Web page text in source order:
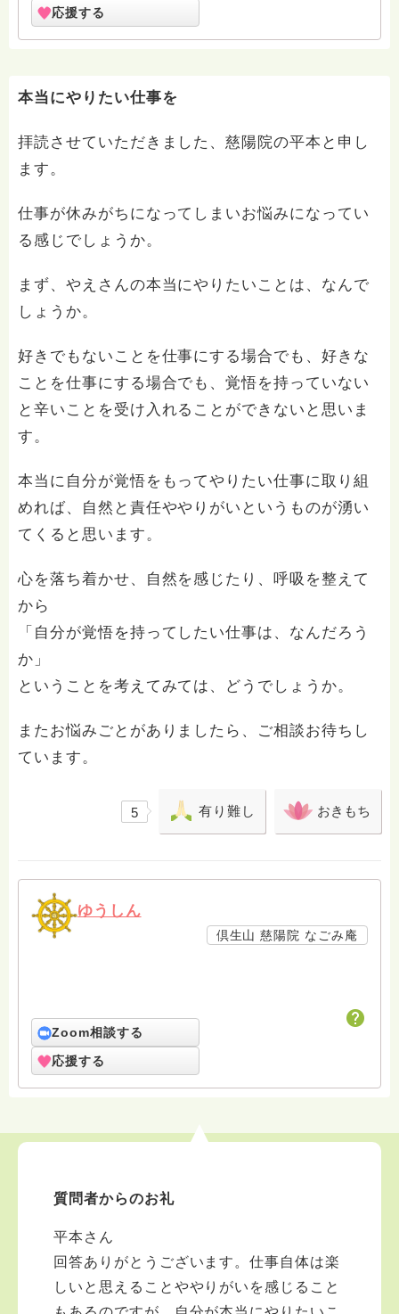
https://www.facebook.com/houenji/ 日蓮宗ポータブル
サイト内 https://temple.nichiren.or.jp/3031069-
応援する
本当にやりたい仕事を
拝読させていただきました、慈陽院の平本と申し
ます。
仕事が休みがちになってしまいお悩みになってい
る感じでしょうか。
まず、やえさんの本当にやりたいことは、なんで
しょうか。
好きでもないことを仕事にする場合でも、好きな
ことを仕事にする場合でも、覚悟を持っていない
と辛いことを受け入れることができないと思いま
す。
本当に自分が覚悟をもってやりたい仕事に取り組
めれば、自然と責任ややりがいというものが湧い
てくると思います。
心を落ち着かせ、自然を感じたり、呼吸を整えて
から
「自分が覚悟を持ってしたい仕事は、なんだろう
か」
ということを考えてみては、どうでしょうか。
またお悩みごとがありましたら、ご相談お待ちし
ています。
5 有り難し おきもち
ゆうしん
倶生山 慈陽院 なごみ庵
Zoom相談する
応援する
質問者からのお礼
平本さん
回答ありがとうございます。仕事自体は楽
しいと思えることややりがいを感じること